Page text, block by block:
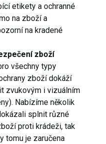
etikety a ochranné
na zboží a
na kradené
zboží
všechny typy
zboží dokáží
zvukovým i vizuálním
Nabízíme několik
splnit různé
proti krádeži, tak
tomu je zaručena